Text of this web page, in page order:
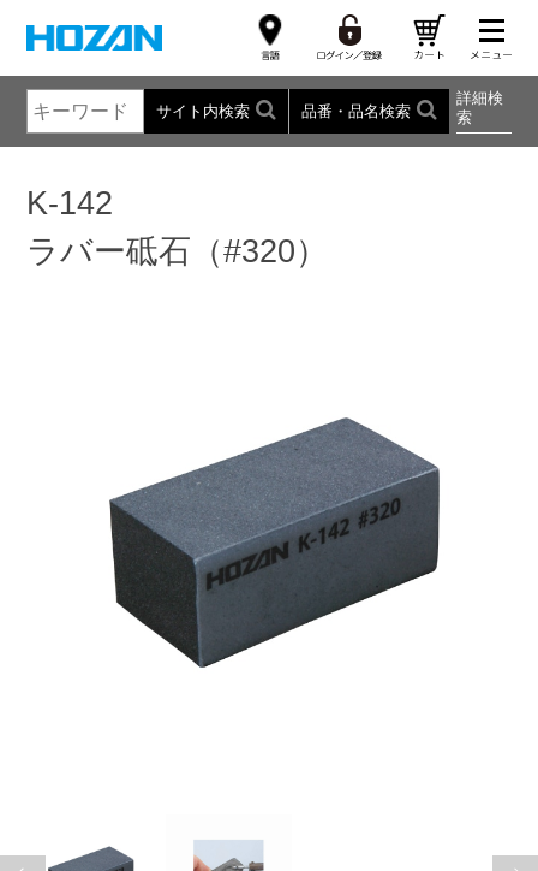
サイト内検索 品番・品名検索
詳細検
索
K-142
ラバー砥石（#320）